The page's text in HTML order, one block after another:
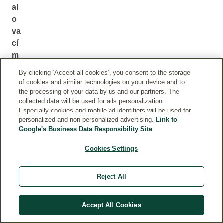
al
o
va
cí
m
,
va
By clicking ‘Accept all cookies’, you consent to the storage
of cookies and similar technologies on your device and to
the processing of your data by us and our partners. The
collected data will be used for ads personalization.
Especially cookies and mobile ad identifiers will be used for
personalized and non-personalized advertising. Link to
Google's Business Data Responsibility Site
Cookies Settings
Reject All
Accept All Cookies